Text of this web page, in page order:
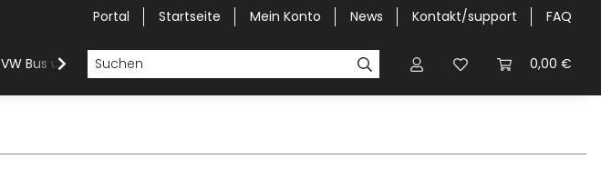
Portal Startseite Mein Konto News Kontakt/support FAQ
0,00 €
VW Bus und Van Car Cover Halbgaragen / Kapuzen nach